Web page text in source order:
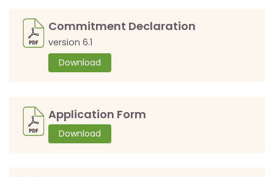
Commitment Declaration
version 6.1
Download
Application Form
Download